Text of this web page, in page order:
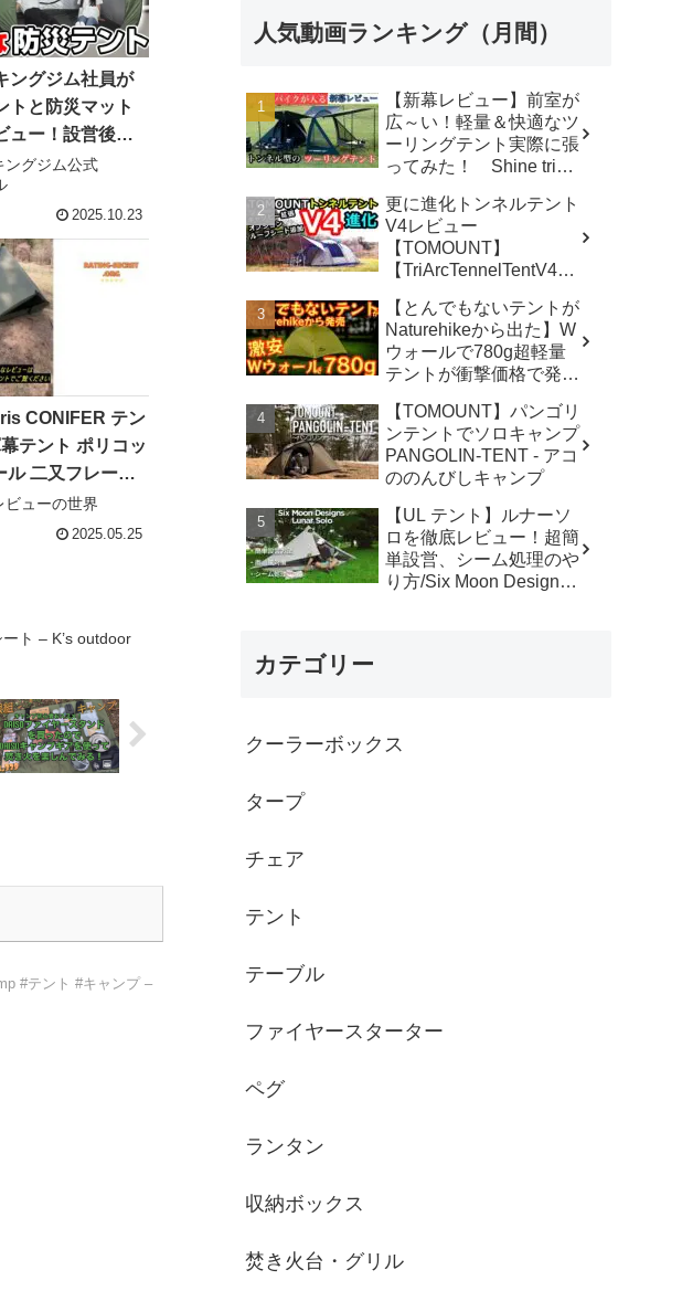
ングジム社員が
トと防災マット
ュー！設営後の
コンパクトさ
ジムの防災ブラ
新登場！｜キン
ム公式YouTube
ングジム公式
2025.10.23
CONIFER テン
テント ポリコッ
ル 二又フレーム
撥水 通気 遮光
キャンプ用 アウ
ビューの世界
2025.05.25
ト – K’s outdoor
#テント #キャンプ –
人気動画ランキング（月間）
【新幕レビュー】前室が
広～い！軽量＆快適なツ
ーリングテント実際に張
ってみた！ Shine trip
な気分
更に進化トンネルテント
V4レビュー
【TOMOUNT】
【TriArcTennelTentV4】
カ】
【とんでもないテントが
Naturehikeから出た】W
ウォールで780g超軽量
テントが衝撃価格で発売
解説の保存版【ULギ
ア】【キャンプ道具】
【アウトドア】#855 -
Hurricane Camp / ハリケ
ーンキャンプ
【TOMOUNT】パンゴリ
ンテントでソロキャンプ
PANGOLIN-TENT - アコ
ののんびしキャンプ
【UL テント】ルナーソ
ロを徹底レビュー！超簡
単設営、シーム処理のや
り方/Six Moon Designs
カテゴリー
クーラーボックス
タープ
チェア
テント
テーブル
ファイヤースターター
ペグ
ランタン
収納ボックス
焚き火台・グリル